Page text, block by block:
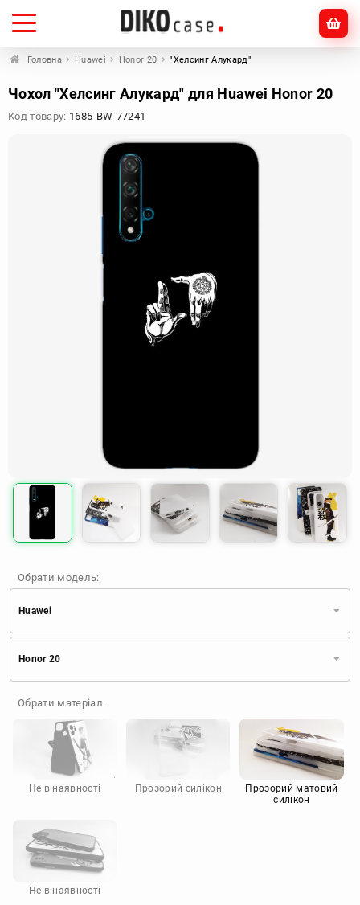
Головна Huawei Honor 20 "Хелсинг Алукард"
Чохол "Хелсинг Алукард" для Huawei Honor 20
Код товару: 1685-BW-77241
Обрати модель:
Huawei
Apple
Huawei
TECNO
Google
Doogee
Infinix
Motorola
Honor 20
Обрати матеріал:
Не в наявності Прозорий силікон
Прозорий матовий
силікон
Не в наявності